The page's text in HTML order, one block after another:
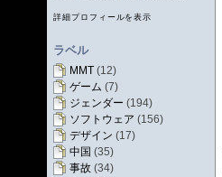
詳細プロフィールを表示
ラベル
MMT (12)
ゲーム (7)
ジェンダー (194)
ソフトウェア (156)
デザイン (17)
中国 (35)
事故 (34)